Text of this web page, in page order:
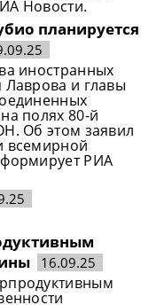
Новости.
планируется
иностранных
и главы
полях 80-й
Об этом заявил
всемирной
РИА
16.09.25